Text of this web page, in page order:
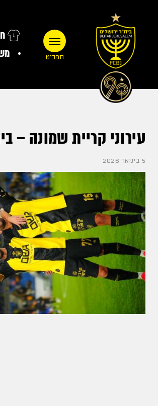
תפריט
עירוני קריית שמונה – בית"ר ירושלים 2:1 (ליגת
5 בינואר 2026